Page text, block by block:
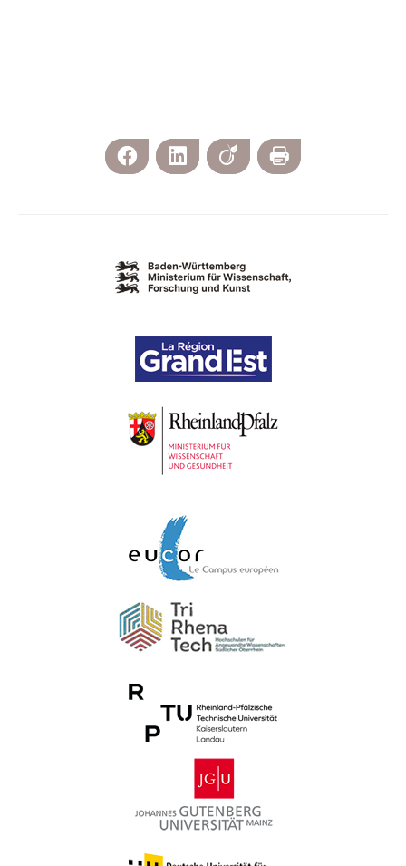
Facebook LinkedIn Viadeo